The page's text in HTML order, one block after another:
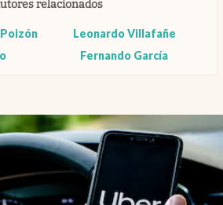
relacionados
Leonardo Villafañe
Fernando García